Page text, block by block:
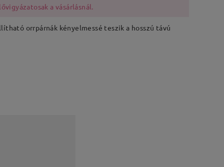
a vásárlásnál.
orrpárnák kényelmessé teszik a hosszú távú